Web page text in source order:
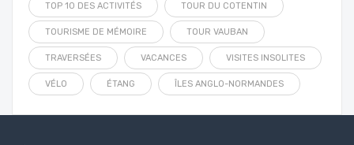
TOP 10 DES ACTIVITÉS TOUR DU COTENTIN
TOURISME DE MÉMOIRE TOUR VAUBAN
TRAVERSÉES VACANCES VISITES INSOLITES
VÉLO ÉTANG ÎLES ANGLO-NORMANDES